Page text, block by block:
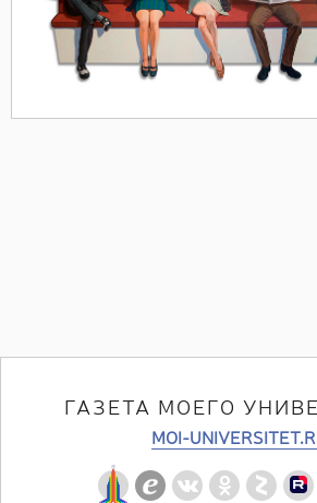
ГАЗЕТА МОЕГО
MOI-